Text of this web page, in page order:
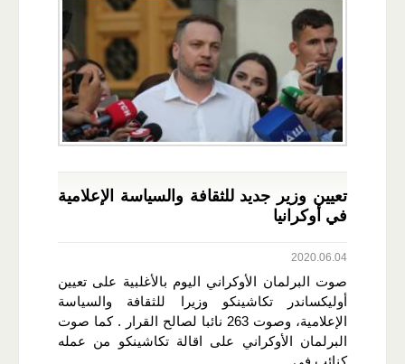
تعيين وزير جديد للثقافة والسياسة الإعلامية
في أوكرانيا
2020.06.04
صوت البرلمان الأوكراني اليوم بالأغلبية على تعيين
أوليكساندر تكاشينكو وزيرا للثقافة والسياسة
الإعلامية، وصوت 263 نائبا لصالح القرار . كما صوت
البرلمان الأوكراني على اقالة تكاشينكو من عمله